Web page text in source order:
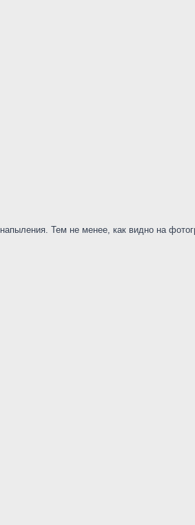
Тем не менее, как видно на